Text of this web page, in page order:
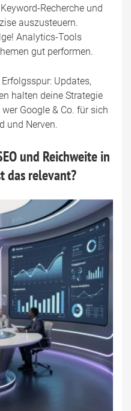
Recherche und
auszusteuern.
Analytics-Tools
gut performen.
Updates,
halten deine Strategie
Google & Co. für sich
und Nerven.
und Reichweite in
das relevant?